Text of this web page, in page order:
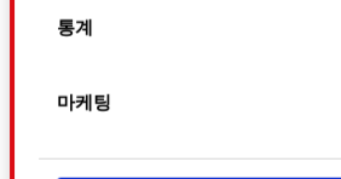
Collect information about
location which can be
Identify your device by
for specific characteristics
Find out more about how your
통계
마케팅
메일 전송
이 양식
사용(익명 신고
한 내용은 아래를 참고하